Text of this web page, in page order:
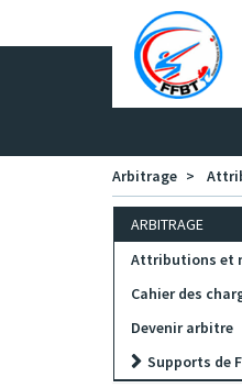
Panneau de gestion des cookies
Arbitrage
ARBITRAGE
Attributions et
Cahier des
Devenir arbitre
Supports de